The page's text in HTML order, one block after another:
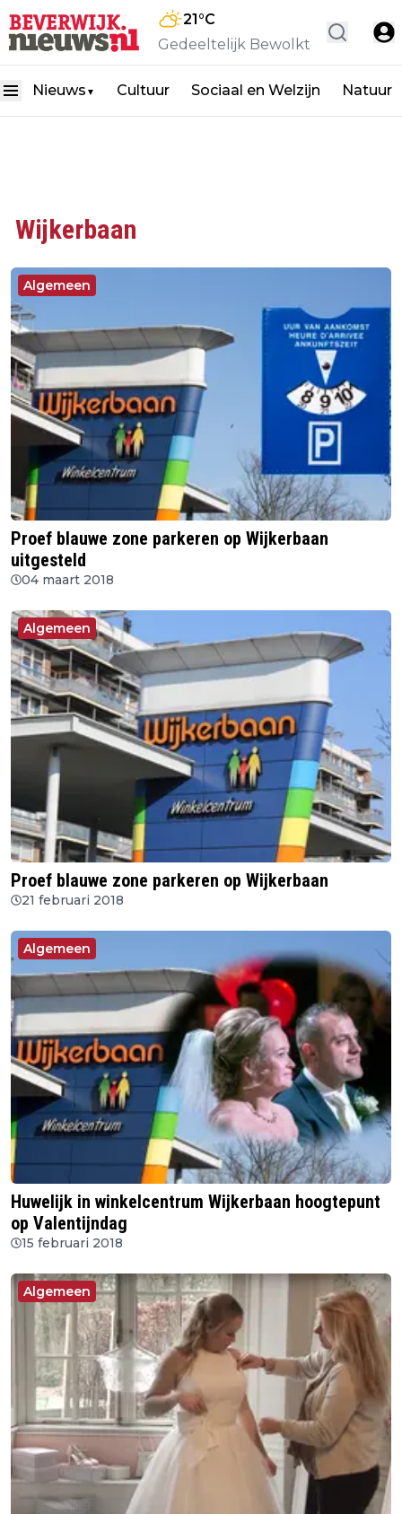
21°C
Gedeeltelijk Bewolkt
Nieuws ▼ Cultuur Sociaal en Welzijn Natuur
Wijkerbaan
Algemeen
Proef blauwe zone parkeren op Wijkerbaan
uitgesteld
04 maart 2018
Algemeen
Proef blauwe zone parkeren op Wijkerbaan
21 februari 2018
Algemeen
Huwelijk in winkelcentrum Wijkerbaan hoogtepunt
op Valentijndag
15 februari 2018
Algemeen